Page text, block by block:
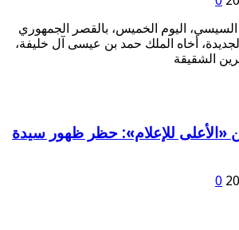
اليوم الخميس، بالقصر الجمهوري
أخاه الملك حمد بن عيسى آل خليفة،
الشقيقة
«الأعلى للإعلام»: حظر ظهور سيدة
0